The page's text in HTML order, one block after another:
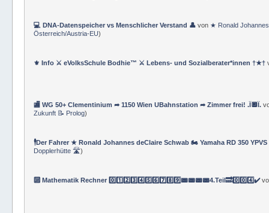
💻 DNA-Datenspeicher vs Menschlicher Verstand 👤 von ★ Ronald
Österreich/Austria-EU)
⚜ Info ⚔ eVolksSchule Bodhie™ ⚔ Lebens- und Sozialberater*innen †★†
🏬 WG 50+ Clementinium ➦ 1150 Wien UBahnstation ➦ Zimmer frei! .Ï🔲Ï.
Zukunft 📝 Prolog)
🕴Der Fahrer ★ Ronald Johannes deClaire Schwab 🏍️ Yamaha RD 350
Dopplerhütte 🛣)
🔟 Mathematik Rechner 0️⃣1️⃣2️⃣3️⃣4️⃣5️⃣6️⃣7️⃣8️⃣9️⃣📟📟📟📟4.Teil🔜0️⃣0️⃣4️⃣✔️